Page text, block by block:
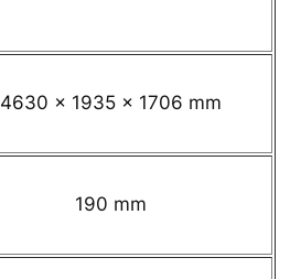
4630 x 1935 x 1706 mm
190 mm